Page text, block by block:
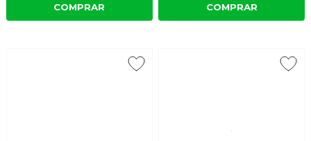
COMPRAR COMPRAR